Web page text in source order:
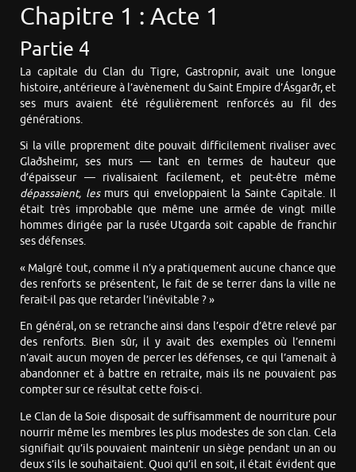
Chapitre 1 : Acte 1
Partie 4
La capitale du Clan du Tigre, Gastropnir, avait une longue
histoire, antérieure à l’avènement du Saint Empire d’Ásgarðr, et
ses murs avaient été régulièrement renforcés au fil des
générations.
Si la ville proprement dite pouvait difficilement rivaliser avec
Glaðsheimr, ses murs — tant en termes de hauteur que
d’épaisseur — rivalisaient facilement, et peut-être même
dépassaient, les murs qui enveloppaient la Sainte Capitale. Il
était très improbable que même une armée de vingt mille
hommes dirigée par la rusée Utgarda soit capable de franchir
ses défenses.
« Malgré tout, comme il n’y a pratiquement aucune chance que
des renforts se présentent, le fait de se terrer dans la ville ne
ferait-il pas que retarder l’inévitable ? »
En général, on se retranche ainsi dans l’espoir d’être relevé par
des renforts. Bien sûr, il y avait des exemples où l’ennemi
n’avait aucun moyen de percer les défenses, ce qui l’amenait à
abandonner et à battre en retraite, mais ils ne pouvaient pas
compter sur ce résultat cette fois-ci.
Le Clan de la Soie disposait de suffisamment de nourriture pour
nourrir même les membres les plus modestes de son clan. Cela
signifiait qu’ils pouvaient maintenir un siège pendant un an ou
deux s’ils le souhaitaient. Quoi qu’il en soit, il était évident que